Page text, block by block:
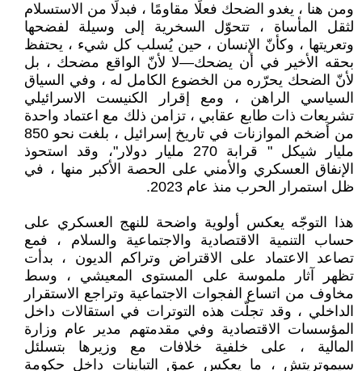
ومن هنا ، يغدو الضحك فعلًا مقاومًا ، فبدلًا من الاستسلام
لثقل المأساة ، تتحوّل السخرية إلى وسيلة لفضحها
وتعريتها ، وكأنّ الإنسان ، حين يُسلب كل شيء ، يحتفظ
بحقه الأخير في أن يضحك—لا لأنّ الواقع مضحك ، بل
لأنّ الضحك يحرّره من الخضوع الكامل له ، وفي السياق
السياسي الراهن ، ومع إقرار الكنيست الاسرائيلي
تشريعات ذات طابع عقابي ، تزامن ذلك مع اعتماد واحدة
من أضخم الموازنات في تاريخ إسرائيل ، بلغت نحو 850
مليار شيكل " قرابة 270 مليار دولار"، وقد استحوذ
الإنفاق العسكري والأمني على الحصة الأكبر منها ، في
ظل استمرار الحرب منذ عام 2023.
هذا التوجّه يعكس أولوية واضحة للنهج العسكري على
حساب التنمية الاقتصادية والاجتماعية والسلام ، فمع
تصاعد الاعتماد على الاقتراض وتراكم الديون ، بدأت
تظهر آثار ملموسة على المستوى المعيشي ، وسط
مخاوف من اتساع الفجوات الاجتماعية وتراجع الاستقرار
الداخلي ، وقد تجلّت هذه التوترات في استقالات داخل
المؤسسات الاقتصادية وفي مقدمتهم مدير عام وزارة
المالية ، على خلفية خلافات مع وزيرها بتسلئل
سيموتريتش ، ما يعكس عمق التباينات داخل حكومة